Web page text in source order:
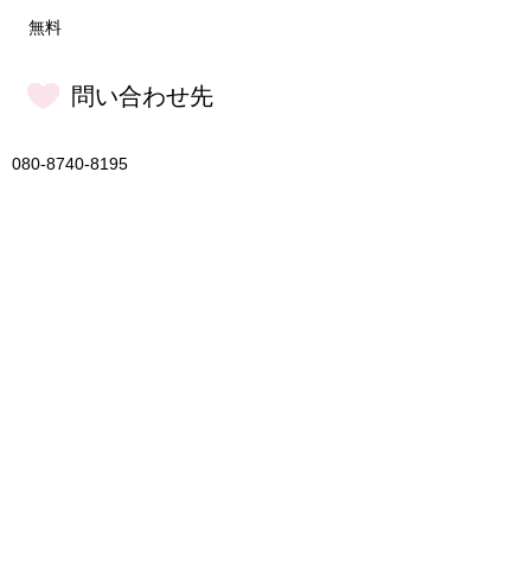
無料
問い合わせ先
080-8740-8195